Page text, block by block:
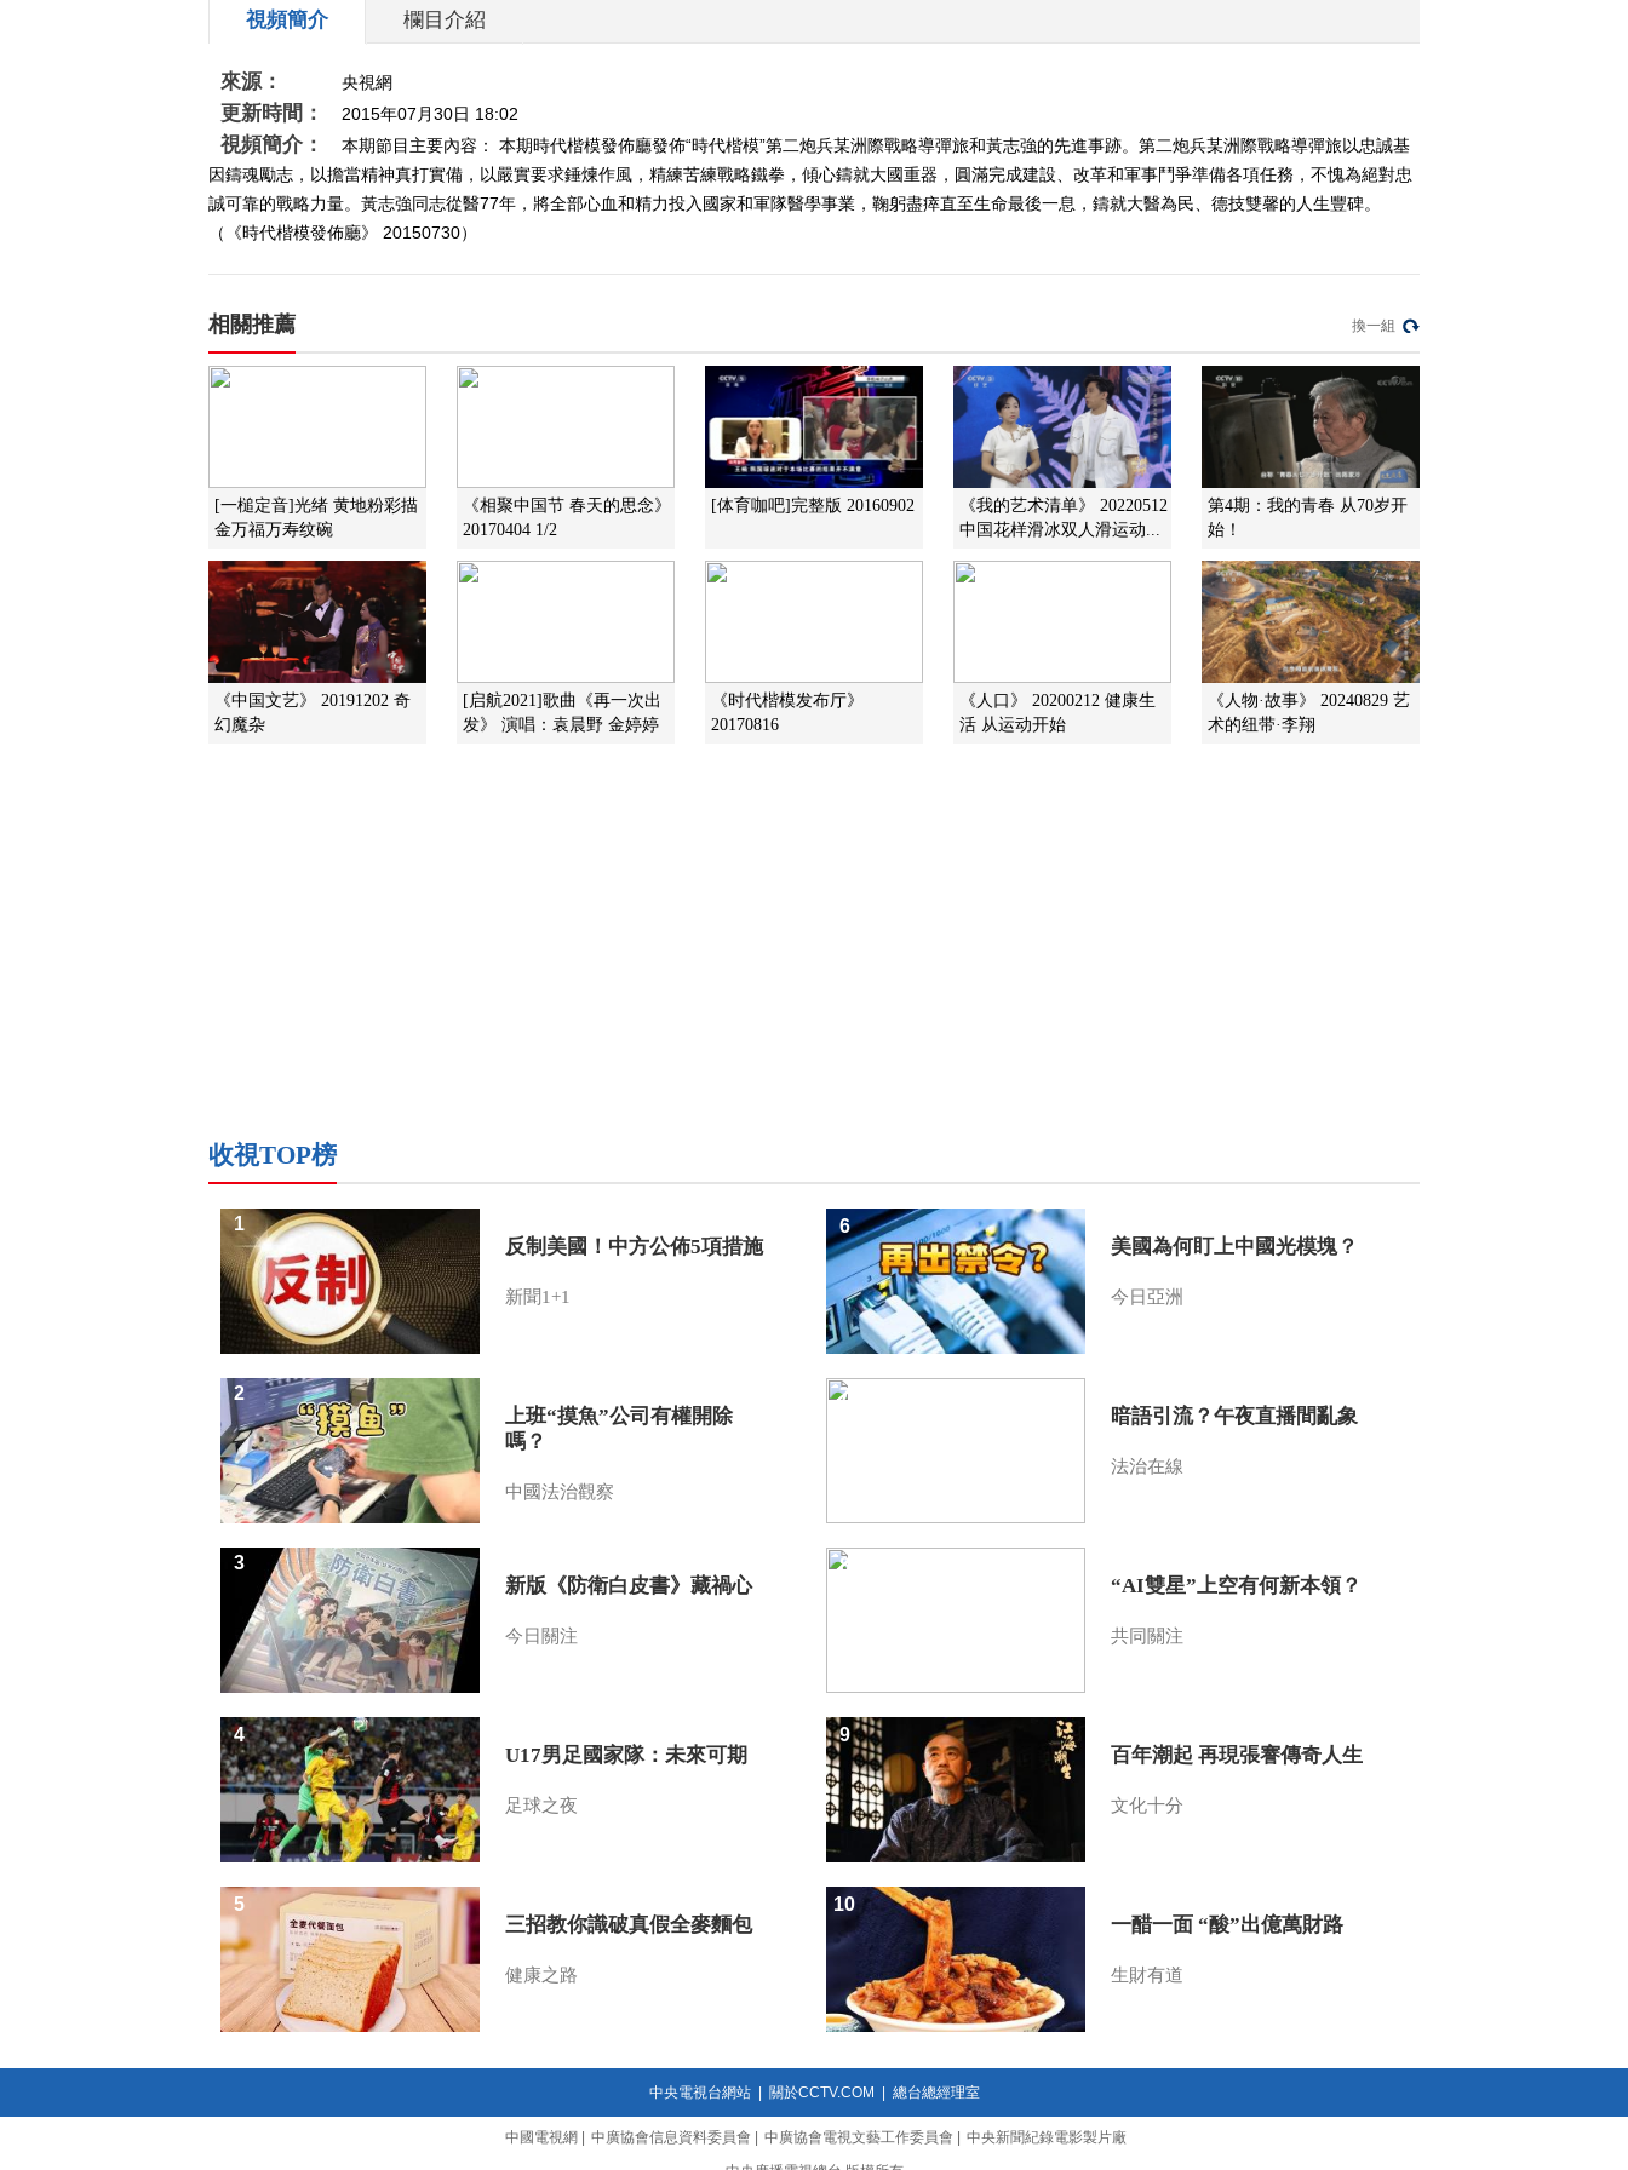
視頻簡介 欄目介紹
來源： 央視網
更新時間： 2015年07月30日 18:02
視頻簡介：
本期節目主要內容： 本期時代楷模發佈廳發佈“時代楷模”第二炮兵某洲際戰略導彈旅和黃志強的先進事跡。第二炮兵某洲際戰略導彈旅以忠誠基
因鑄魂勵志，以擔當精神真打實備，以嚴實要求錘煉作風，精練苦練戰略鐵拳，傾心鑄就大國重器，圓滿完成建設、改革和軍事鬥爭準備各項任務，不愧為絕對忠
誠可靠的戰略力量。黃志強同志從醫77年，將全部心血和精力投入國家和軍隊醫學事業，鞠躬盡瘁直至生命最後一息，鑄就大醫為民、德技雙馨的人生豐碑。
（《時代楷模發佈廳》 20150730）
相關推薦 換一組
[一槌定音]光绪 黄地粉彩描
金万福万寿纹碗
《相聚中国节 春天的思念》
20170404 1/2
[体育咖吧]完整版 20160902
《我的艺术清单》 20220512
中国花样滑冰双人滑运动...
第4期：我的青春 从70岁开
始！
《中国文艺》 20191202 奇
幻魔杂
[启航2021]歌曲《再一次出
发》 演唱：袁晨野 金婷婷
《时代楷模发布厅》
20170816
《人口》 20200212 健康生
活 从运动开始
《人物·故事》 20240829 艺
术的纽带·李翔
收視TOP榜
反制美國！中方公佈5項措施
新聞1+1
1
上班“摸魚”公司有權開除
嗎？
中國法治觀察
2
新版《防衛白皮書》藏禍心
今日關注
3
U17男足國家隊：未來可期
足球之夜
4
三招教你識破真假全麥麵包
健康之路
5
美國為何盯上中國光模塊？
今日亞洲
6
暗語引流？午夜直播間亂象
法治在線
7
“AI雙星”上空有何新本領？
共同關注
8
百年潮起 再現張謇傳奇人生
文化十分
9
一醋一面 “酸”出億萬財路
生財有道
10
中央電視台網站| 關於CCTV.COM 總台總經理室
中國電視網 中廣協會信息資料委員會 中廣協會電視文藝工作委員會
中央新聞紀錄電影製片廠